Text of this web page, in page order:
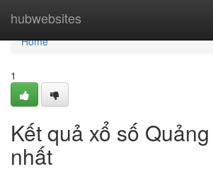
hubwebsites
Home
Home
1
Kết quả xổ số
nhất